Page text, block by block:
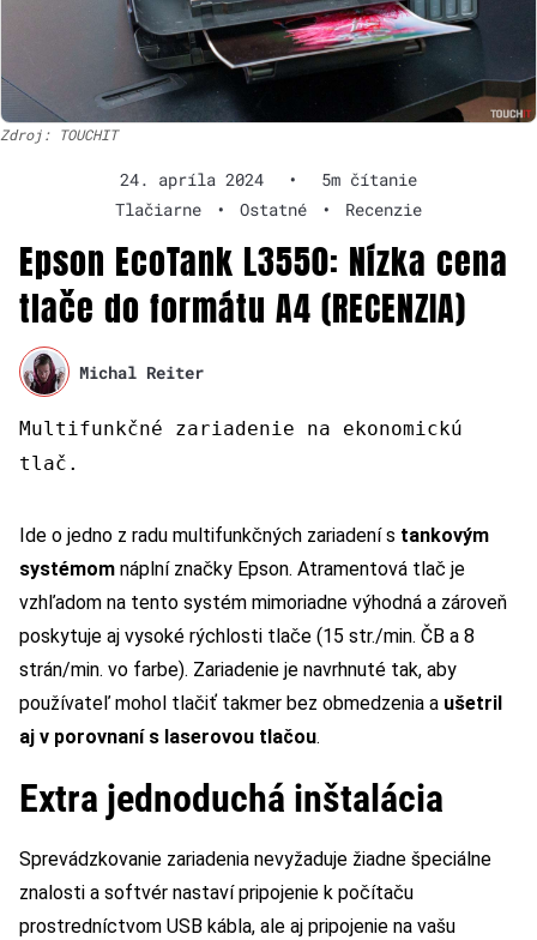
Zdroj: TOUCHIT
24. apríla 2024 •
5m čítanie
Tlačiarne
• Ostatné • Recenzie
Epson EcoTank L3550: Nízka cena
tlače do formátu A4 (RECENZIA)
Michal Reiter
Multifunkčné zariadenie na ekonomickú
tlač.
Ide o jedno z radu multifunkčných zariadení s tankovým
systémom náplní značky Epson. Atramentová tlač je
vzhľadom na tento systém mimoriadne výhodná a zároveň
poskytuje aj vysoké rýchlosti tlače (15 str./min. ČB a 8
strán/min. vo farbe). Zariadenie je navrhnuté tak, aby
používateľ mohol tlačiť takmer bez obmedzenia a ušetril
aj v porovnaní s laserovou tlačou.
Extra jednoduchá inštalácia
Sprevádzkovanie zariadenia nevyžaduje žiadne špeciálne
znalosti a softvér nastaví pripojenie k počítaču
prostredníctvom USB kábla, ale aj pripojenie na vašu